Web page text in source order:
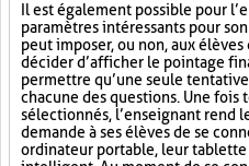
Il est également possible pour
paramètres intéressants pour
peut imposer, ou non, aux
décider d’afficher le pointage
permettre qu’une seule
chacune des questions. Une fois
sélectionnés, l’enseignant rend
demande à ses élèves de se
ordinateur portable, leur